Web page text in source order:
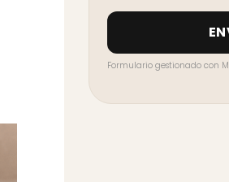
Formulario gestionado con